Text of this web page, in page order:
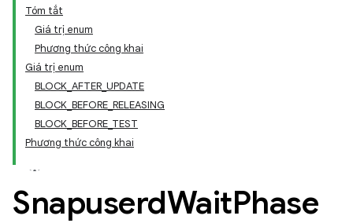
Tóm tắt
Giá trị enum
Phương thức công khai
Giá trị enum
BLOCK_AFTER_UPDATE
BLOCK_BEFORE_RELEASING
BLOCK_BEFORE_TEST
Phương thức công khai
SnapuserdWaitPhase